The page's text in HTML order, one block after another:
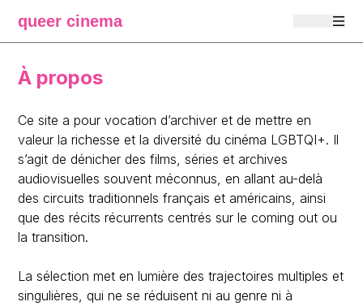
queer cinema
À propos
Ce site a pour vocation d’archiver et de mettre en
valeur la richesse et la diversité du cinéma LGBTQI+. Il
s’agit de dénicher des films, séries et archives
audiovisuelles souvent méconnus, en allant au-delà
des circuits traditionnels français et américains, ainsi
que des récits récurrents centrés sur le coming out ou
la transition.
La sélection met en lumière des trajectoires multiples et
singulières, qui ne se réduisent ni au genre ni à